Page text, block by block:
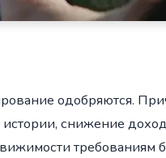
одобряются.
снижение
требованиям